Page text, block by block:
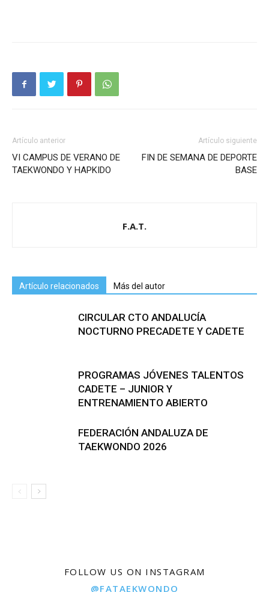
Artículo anterior
VI CAMPUS DE VERANO DE
TAEKWONDO Y HAPKIDO
Artículo siguiente
FIN DE SEMANA DE DEPORTE
BASE
F.A.T.
Artículo relacionados Más del autor
CIRCULAR CTO ANDALUCÍA
NOCTURNO PRECADETE Y CADETE
PROGRAMAS JÓVENES TALENTOS
CADETE – JUNIOR Y
ENTRENAMIENTO ABIERTO
FEDERACIÓN ANDALUZA DE
TAEKWONDO 2026
FOLLOW US ON INSTAGRAM
@FATAEKWONDO